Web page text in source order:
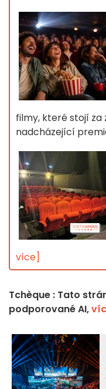
filmy, které stojí
nadcházející
více]
Tchèque : Tato
podporované AI,